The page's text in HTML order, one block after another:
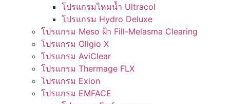
โปรแกรมไหมน้ำ Ultracol
โปรแกรม Hydro Deluxe
โปรแกรม Meso ฝ้า Fill-Melasma Clearing
โปรแกรม Oligio X
โปรแกรม AviClear
โปรแกรม Thermage FLX
โปรแกรม Exion
โปรแกรม EMFACE